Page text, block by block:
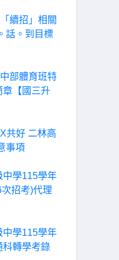
續招」相關
話。到目標
部體育班特
章【國三升
共好 二林高
事項
中學115學年
招考)代理
中學115學年
科轉學考錄